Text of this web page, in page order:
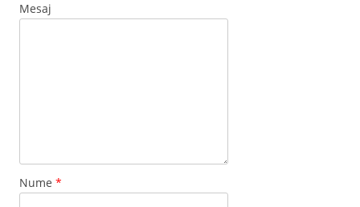
Mesaj
Nume *